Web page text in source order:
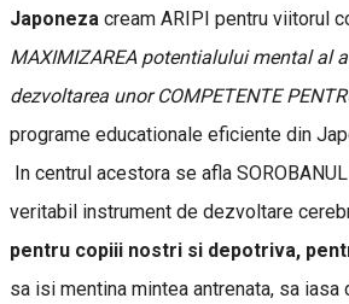
Japoneza cream ARIPI pentru viitorul
MAXIMIZAREA potentialului mental al
dezvoltarea unor COMPETENTE
programe educationale eficiente din
In centrul acestora se afla
veritabil instrument de dezvoltare
pentru copiii nostri si depotriva,
sa isi mentina mintea antrenata, sa iasa